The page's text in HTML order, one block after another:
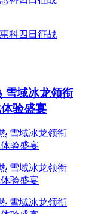
雪域冰龙领衔
验盛宴